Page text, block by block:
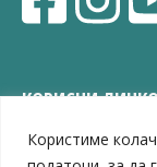
Користиме
КОРИСНИ
ЗЕЛС – Заедница